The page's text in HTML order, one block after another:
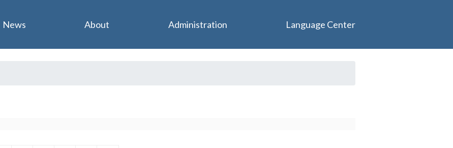
News About Administration Language Center